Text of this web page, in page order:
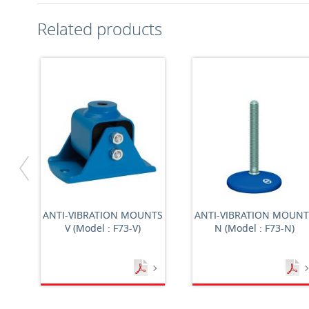
Related products
ANTI-VIBRATION MOUNTS
V (Model : F73-V)
ANTI-VIBRATION
N (Model : F73-N)